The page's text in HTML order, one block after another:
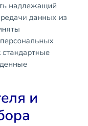
надлежащий
данных из
и